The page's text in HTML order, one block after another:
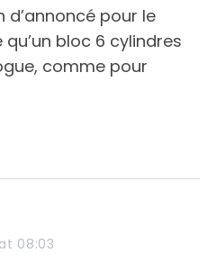
d’annoncé pour le
bloc 6 cylindres
comme pour
08:03